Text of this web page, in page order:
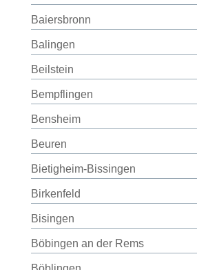
Baiersbronn
Balingen
Beilstein
Bempflingen
Bensheim
Beuren
Bietigheim-Bissingen
Birkenfeld
Bisingen
Böbingen an der Rems